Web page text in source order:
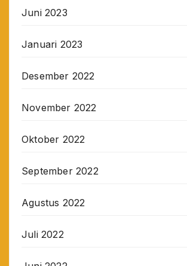
Juni 2023
Januari 2023
Desember 2022
November 2022
Oktober 2022
September 2022
Agustus 2022
Juli 2022